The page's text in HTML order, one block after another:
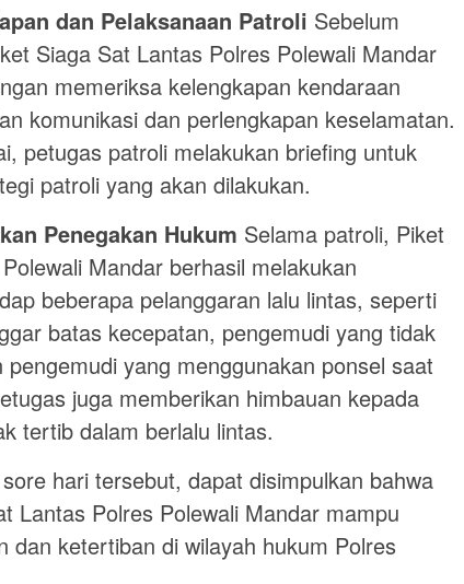
dan Pelaksanaan Patroli Sebelum
Siaga Sat Lantas Polres Polewali Mandar
memeriksa kelengkapan kendaraan
komunikasi dan perlengkapan keselamatan.
petugas patroli melakukan briefing untuk
patroli yang akan dilakukan.
Penegakan Hukum Selama patroli, Piket
Mandar berhasil melakukan
beberapa pelanggaran lalu lintas, seperti
batas kecepatan, pengemudi yang tidak
yang menggunakan ponsel saat
juga memberikan himbauan kepada
tertib dalam berlalu lintas.
hari tersebut, dapat disimpulkan bahwa
Lantas Polres Polewali Mandar mampu
dan ketertiban di wilayah hukum Polres